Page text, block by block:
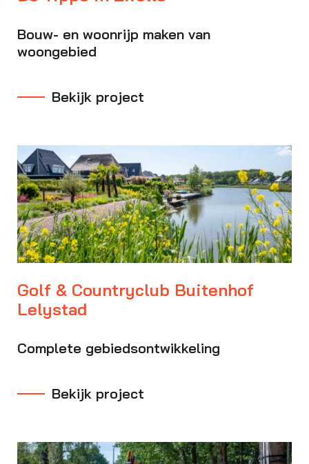
Bouw- en woonrijp maken van
woongebied
Bekijk project
Golf & Countryclub Buitenhof
Lelystad
Complete gebiedsontwikkeling
Bekijk project